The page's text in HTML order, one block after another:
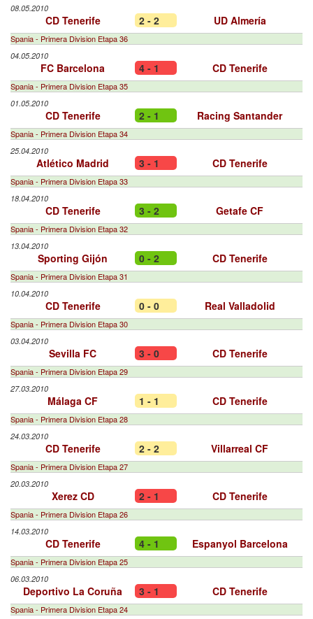
08.05.2010
CD Tenerife 2 - 2 UD Almería
Spania - Primera Division Etapa 36
04.05.2010
FC Barcelona 4 - 1 CD Tenerife
Spania - Primera Division Etapa 35
01.05.2010
CD Tenerife 2 - 1 Racing Santander
Spania - Primera Division Etapa 34
25.04.2010
Atlético Madrid 3 - 1 CD Tenerife
Spania - Primera Division Etapa 33
18.04.2010
CD Tenerife 3 - 2 Getafe CF
Spania - Primera Division Etapa 32
13.04.2010
Sporting Gijón 0 - 2 CD Tenerife
Spania - Primera Division Etapa 31
10.04.2010
CD Tenerife 0 - 0 Real Valladolid
Spania - Primera Division Etapa 30
03.04.2010
Sevilla FC 3 - 0 CD Tenerife
Spania - Primera Division Etapa 29
27.03.2010
Málaga CF 1 - 1 CD Tenerife
Spania - Primera Division Etapa 28
24.03.2010
CD Tenerife 2 - 2 Villarreal CF
Spania - Primera Division Etapa 27
20.03.2010
Xerez CD 2 - 1 CD Tenerife
Spania - Primera Division Etapa 26
14.03.2010
CD Tenerife 4 - 1 Espanyol Barcelona
Spania - Primera Division Etapa 25
06.03.2010
Deportivo La Coruña 3 - 1 CD Tenerife
Spania - Primera Division Etapa 24